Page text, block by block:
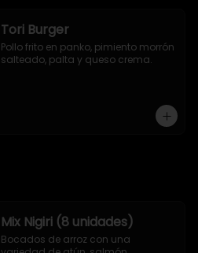
Tori Burger
Pollo frito en panko, pimiento morrón
salteado, palta y queso crema.
Mix Nigiri (8 unidades)
Bocados de arroz con una